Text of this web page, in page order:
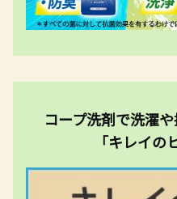
コープ洗剤で洗濯
「キレイの